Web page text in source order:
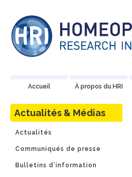
Accueil À propos du HRI
Actualités & Médias
Actualités
Communiqués de presse
Bulletins d’information